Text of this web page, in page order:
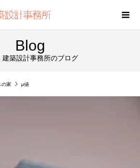
Blog
建築設計事務所のブログ
の家 μ値